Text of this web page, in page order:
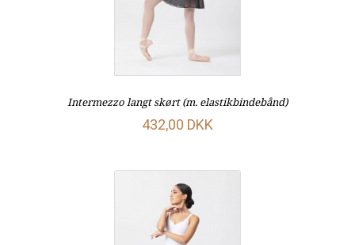
Intermezzo langt skørt (m. elastikbindebånd)
432,00 DKK